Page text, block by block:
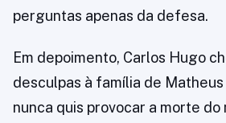
perguntas apenas da defesa.
Em depoimento, Carlos Hugo
desculpas à família de
nunca quis provocar a morte